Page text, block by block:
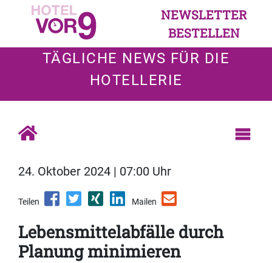
NEWSLETTER
BESTELLEN
TÄGLICHE NEWS FÜR DIE
HOTELLERIE
24. Oktober 2024 | 07:00 Uhr
Teilen Mailen
Lebensmittelabfälle durch
Planung minimieren